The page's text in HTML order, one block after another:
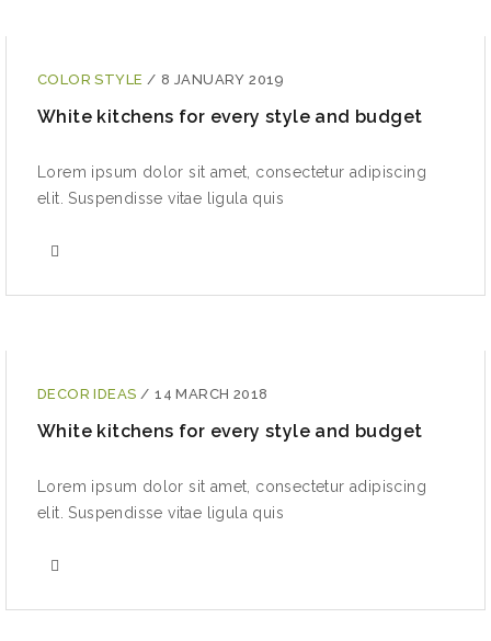
COLOR STYLE / 8 JANUARY 2019
White kitchens for every style and budget
Lorem ipsum dolor sit amet, consectetur adipiscing
elit. Suspendisse vitae ligula quis
DECOR IDEAS / 14 MARCH 2018
White kitchens for every style and budget
Lorem ipsum dolor sit amet, consectetur adipiscing
elit. Suspendisse vitae ligula quis